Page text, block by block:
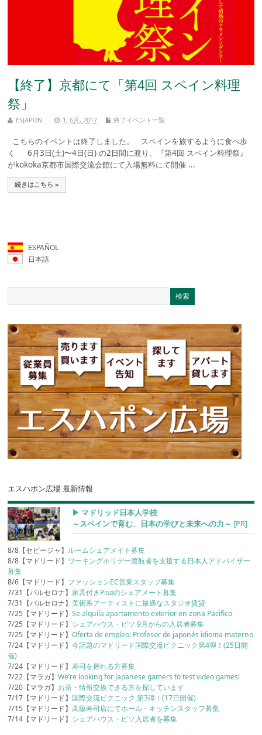
【終了】京都にて「第4回 スペイン料理
祭」
ESJAPON 1, 6月, 2017 終了イベント一覧
こちらのイベントは終了しました。 スペインを旅するように食べ歩
く 6月3日(土)〜4日(日) の2日間に渡り、『第4回 スペイン料理祭』
がkokoka京都市国際交流会館にて入場無料にて開催 ...
続きはこちら »
ESPAÑOL
日本語
エスハポン広場 最新情報
▶︎ マドリッド日本人学校
～スペインで育む、日本の学びと未来への力～ [PR]
8/8【セビージャ】 ルームシェアメイト募集
8/8【マドリード】 ワーキングホリデー渡航者を支援する日本人アドバイザー
募集
8/6【マドリード】 ファッションEC営業スタッフ募集
7/31【バルセロナ】家具付きPisoのシェアメート募集
7/31【バルセロナ】美術系アーティストに最適なスタジオ賃貸
7/25【マドリード】Se alquila apartamento exterior en zona Pacifico
7/25【マドリード】 シェアハウス・ピソ 9月からの入居者募集
7/25【マドリード】Oferta de empleo: Profesor de japonés idioma materno
7/24【マドリード】今話題のマドリード国際交流ピクニック第4弾！(25日開
催)
7/24【マドリード】寿司を握れる方募集
7/22【マラガ】We’re looking for Japanese gamers to test video games!
7/20【マラガ】 お茶・情報交換できる方を探しています
7/17【マドリード】 国際交流ピクニック 第3弾！(17日開催)
7/15【マドリード】高級寿司店にてホール・キッチンスタッフ募集
7/14【マドリード】 シェアハウス・ピソ入居者を募集